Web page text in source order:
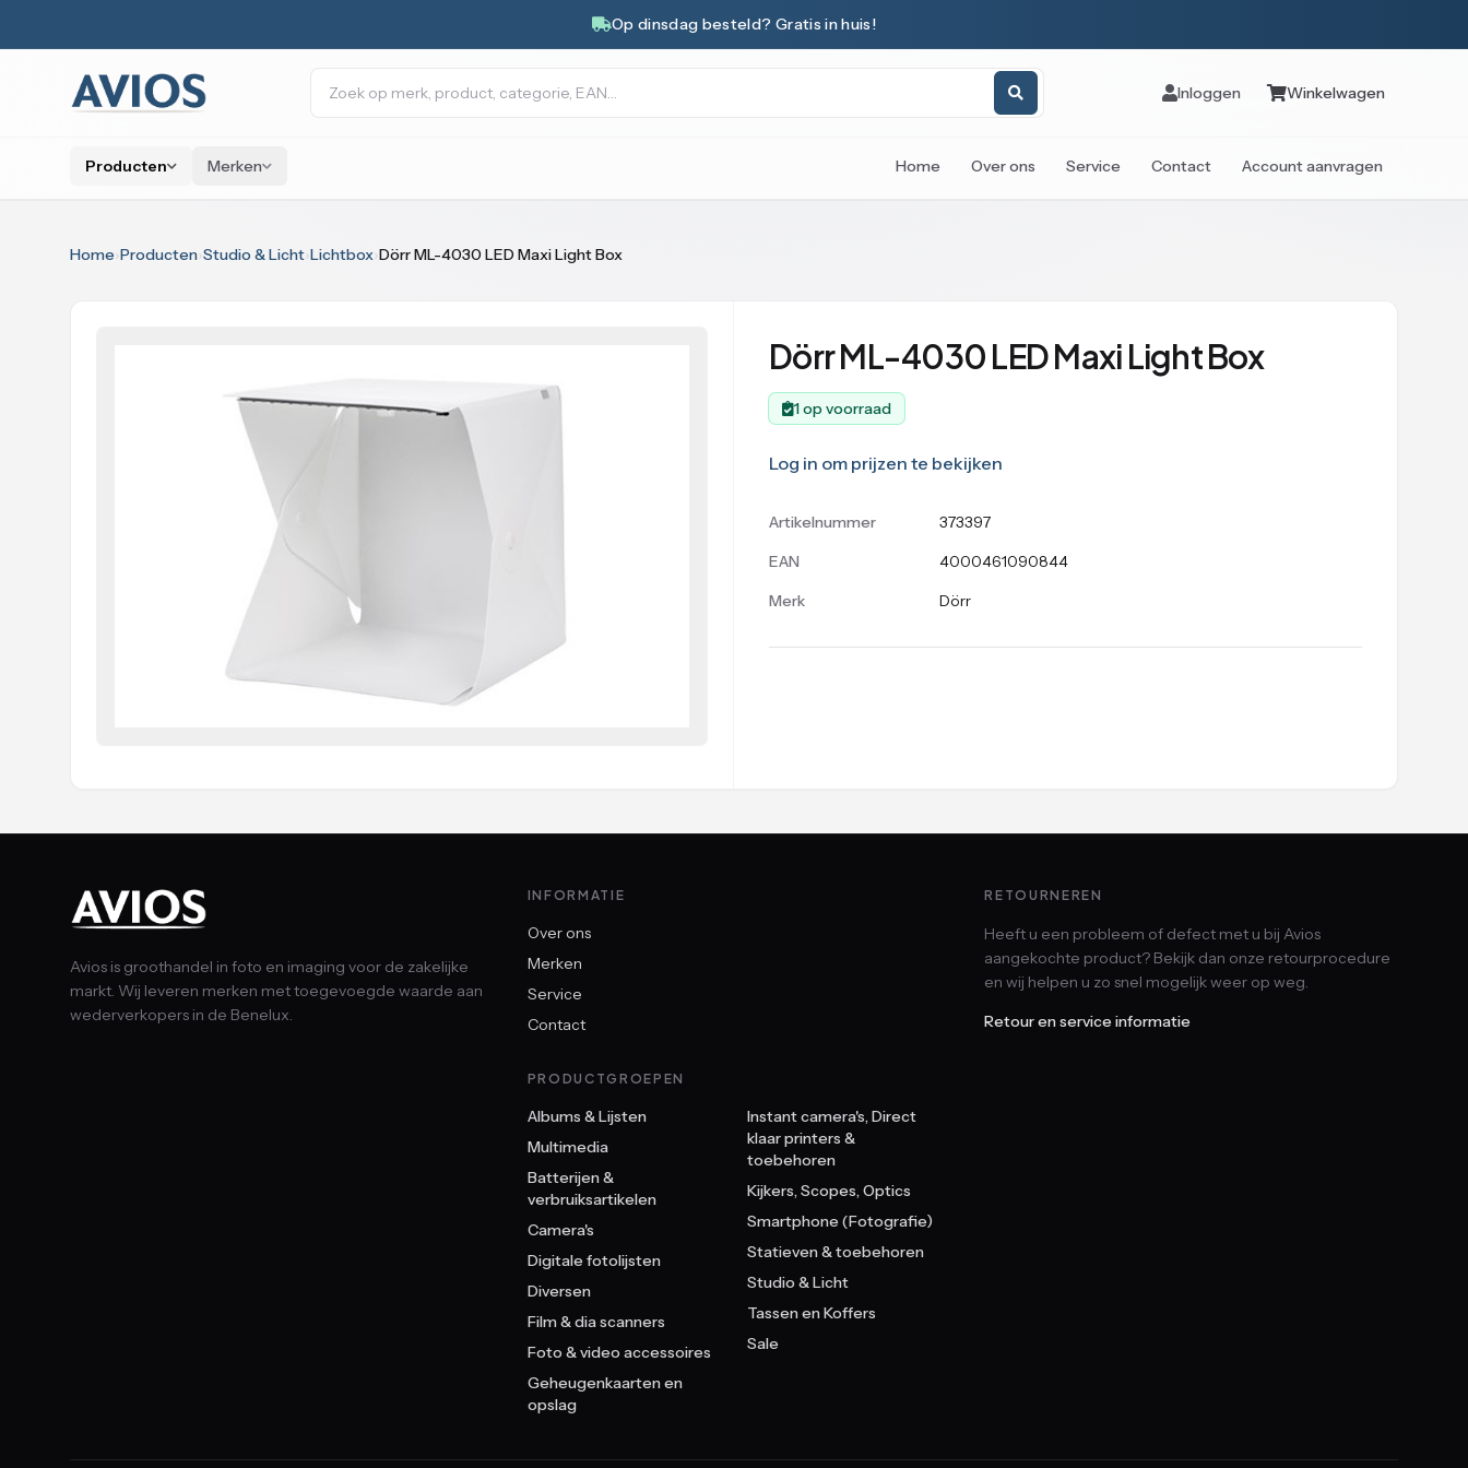
Op dinsdag besteld? Gratis in huis!
Inloggen Winkelwagen
Producten Merken Home Over ons Service Contact Account aanvragen
Home›Producten›Studio & Licht›Lichtbox›Dörr ML-4030 LED Maxi Light Box
Dörr ML-4030 LED Maxi Light Box
1 op voorraad
Log in om prijzen te bekijken
Artikelnummer
373397
EAN
4000461090844
Merk
Dörr
Avios is groothandel in foto en imaging voor de zakelijke
markt. Wij leveren merken met toegevoegde waarde aan
wederverkopers in de Benelux.
INFORMATIE
Over ons
Merken
Service
Contact
PRODUCTGROEPEN
Albums & Lijsten
Multimedia
Batterijen &
verbruiksartikelen
Camera's
Digitale fotolijsten
Diversen
Film & dia scanners
Foto & video accessoires
Geheugenkaarten en
opslag
Instant camera's, Direct
klaar printers &
toebehoren
Kijkers, Scopes, Optics
Smartphone (Fotografie)
Statieven & toebehoren
Studio & Licht
Tassen en Koffers
Sale
RETOURNEREN
Heeft u een probleem of defect met u bij Avios
aangekochte product? Bekijk dan onze retourprocedure
en wij helpen u zo snel mogelijk weer op weg.
Retour en service informatie